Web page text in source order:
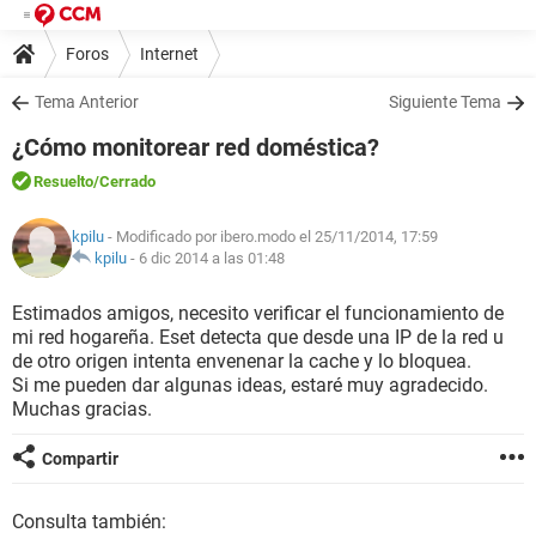
Foros Internet
Tema Anterior Siguiente Tema
¿Cómo monitorear red doméstica?
Resuelto/Cerrado
kpilu - Modificado por ibero.modo el 25/11/2014, 17:59
kpilu - 6 dic 2014 a las 01:48
Estimados amigos, necesito verificar el funcionamiento de
mi red hogareña. Eset detecta que desde una IP de la red u
de otro origen intenta envenenar la cache y lo bloquea.
Si me pueden dar algunas ideas, estaré muy agradecido.
Muchas gracias.
Compartir
Consulta también: